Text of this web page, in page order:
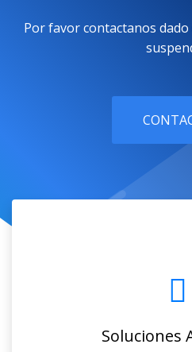
Por favor contactanos
Soluciones